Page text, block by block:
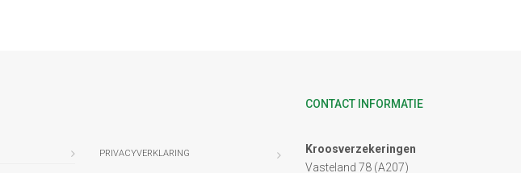
PRIVACYVERKLARING
CONTACT INFORMATIE
Kroosverzekeringen
Vasteland 78 (A207)